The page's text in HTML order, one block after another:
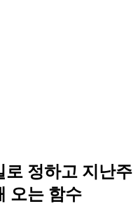
로 정하고 지난주
오는 함수